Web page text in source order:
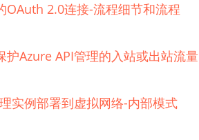
OAuth 2.0连接-流程细节和流程
护Azure API管理的入站或出站流量
实例部署到虚拟网络-内部模式